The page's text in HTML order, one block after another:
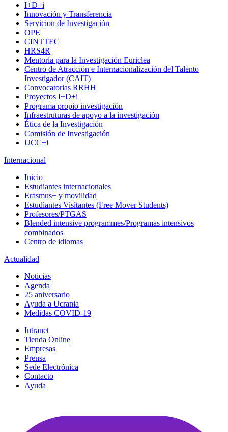
I+D+i
Innovación y Transferencia
Servicion de Investigación
OPE
CINTTEC
HRS4R
Mentoría para la Investigación Euriclea
Centro de Atracción e Internacionalización del Talento
Investigador (CAIT)
Convocatorias RRHH
Proyectos I+D+i
Programa propio investigación
Infraestruturas de apoyo a la investigación
Ética de la Investigación
Comisión de Investigación
UCC+i
Internacional
Inicio
Estudiantes internacionales
Erasmus+ y movilidad
Estudiantes Visitantes (Free Mover Students)
Profesores/PTGAS
Blended intensive programmes/Programas intensivos
combinados
Centro de idiomas
Actualidad
Noticias
Agenda
25 aniversario
Ayuda a Ucrania
Medidas COVID-19
Intranet
Tienda Online
Empresas
Prensa
Sede Electrónica
Contacto
Ayuda